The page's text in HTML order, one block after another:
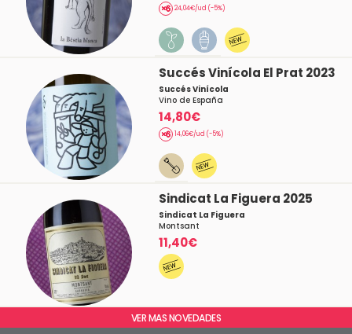
24,04€/ud (-5%)
Succés Vinícola El Prat 2023
Succés Vinícola
Vino de España
14,80€
14,06€/ud (-5%)
Sindicat La Figuera 2025
Sindicat La Figuera
Montsant
11,40€
VER MAS NOVEDADES